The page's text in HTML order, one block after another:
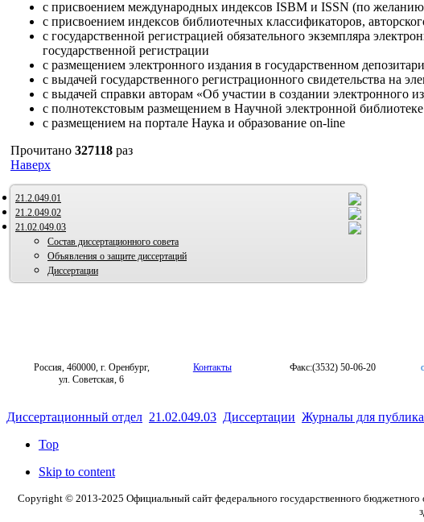
с присвоением международных индексов ISBM и ISSN (по желанию
с присвоением индексов библиотечных классификаторов,
с государственной регистрацией обязательного экземпляра
государственной регистрации
с размещением электронного издания в государственном
с выдачей государственного регистрационного свидетельства на
с выдачей справки авторам «Об участии в создании электронного
с полнотекстовым размещением в Научной электронной
с размещением на портале Наука и образование on-line
Прочитано 327118 раз
Наверх
21.2.049.01
21.2.049.02
21.02.049.03
Состав диссертационного совета
Объявления о защите диссертаций
Диссертации
Россия, 460000, г. Оренбург,
ул. Советская, 6
Контакты Факс:(3532) 50-06-20
Диссертационный отдел 21.02.049.03 Диссертации Журналы для
Top
Skip to content
Copyright © 2013-2025 Официальный сайт федерального государственного